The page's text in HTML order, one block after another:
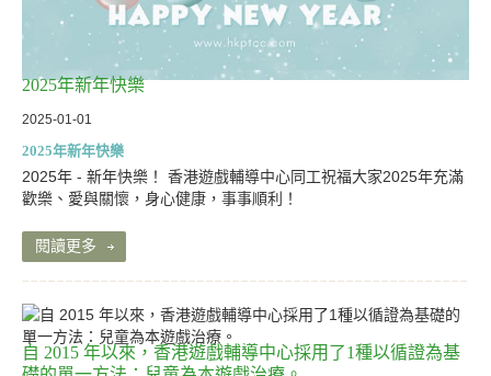
2025年新年快樂
2025-01-01
2025年新年快樂
2025年 - 新年快樂！ 香港遊戲輔導中心同工祝福大家2025年充滿
歡樂、愛與關懷，身心健康，事事順利！
閱讀更多
自 2015 年以來，香港遊戲輔導中心採用了1種以循證為基